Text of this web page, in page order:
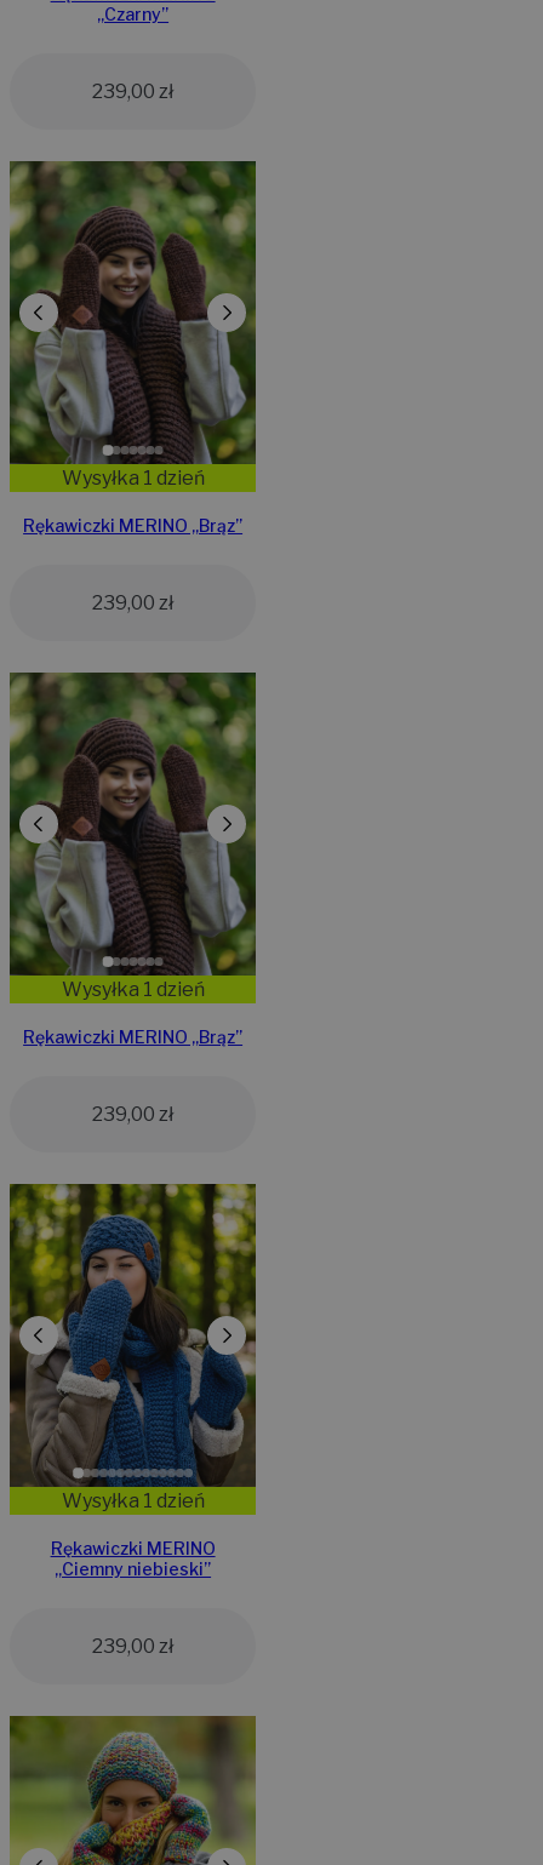
„Czarny”
239,00 zł
Wysyłka 1 dzień
Rękawiczki MERINO „Brąz”
239,00 zł
Wysyłka 1 dzień
Rękawiczki MERINO „Brąz”
239,00 zł
Wysyłka 1 dzień
Rękawiczki MERINO
„Ciemny niebieski”
239,00 zł